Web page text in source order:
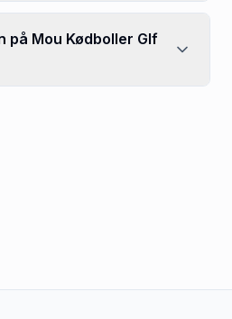
på Mou Kødboller Glf